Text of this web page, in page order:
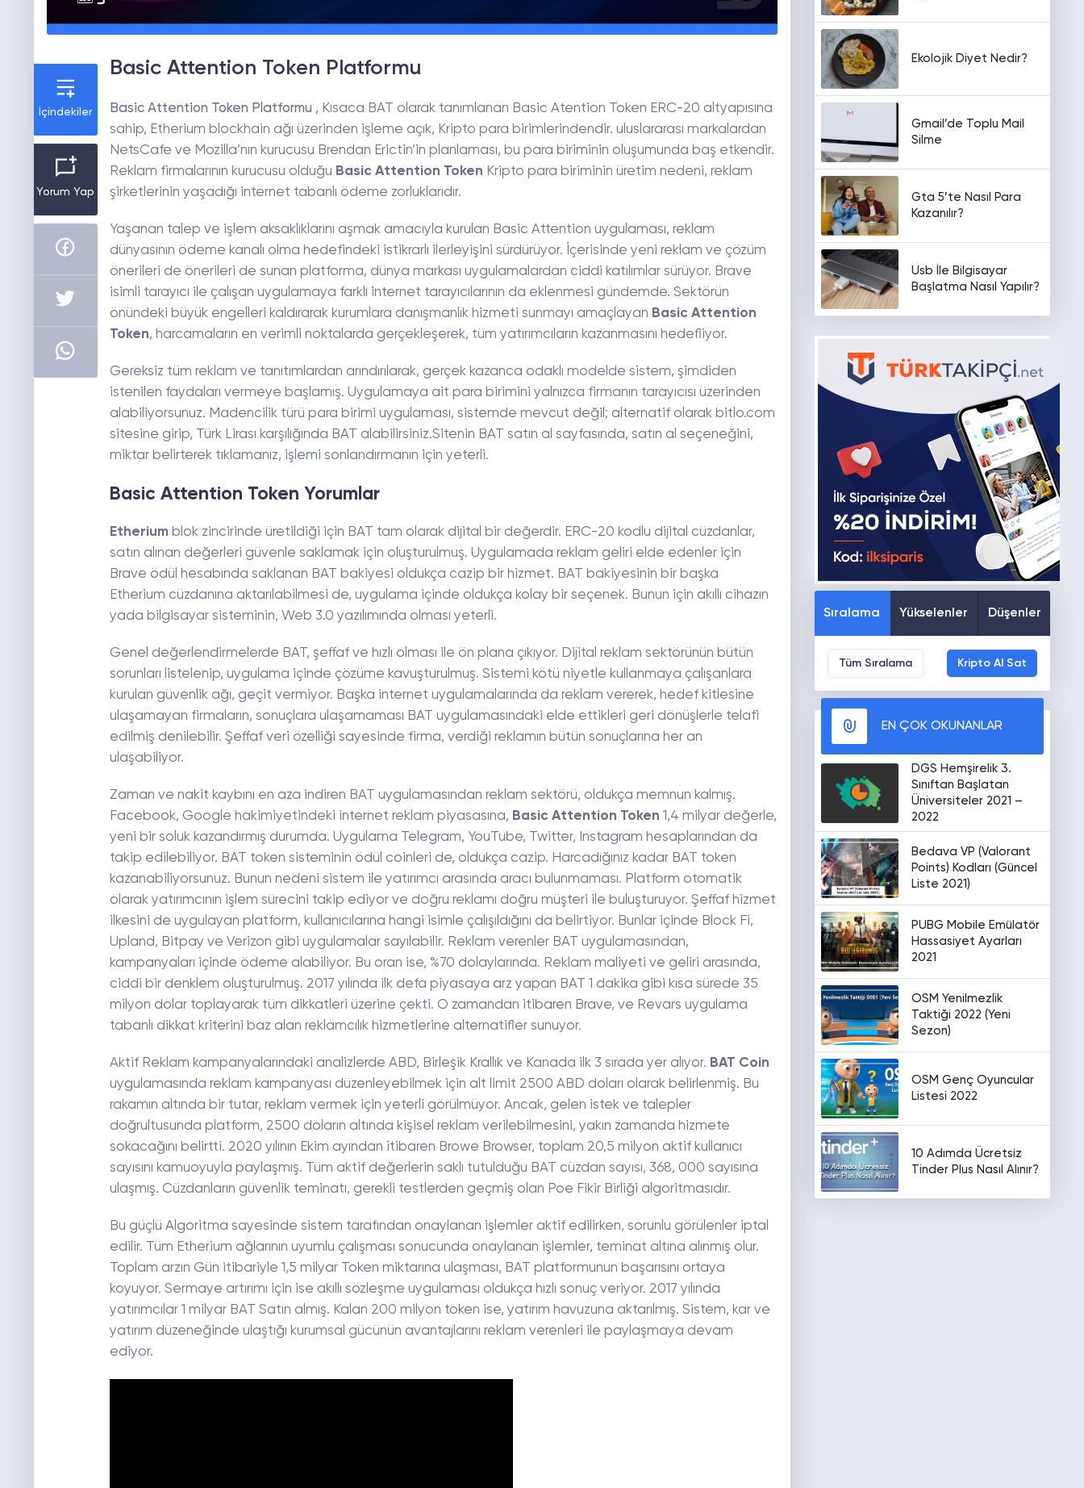
İçindekiler
Yorum Yap
Basic Attention Token Platformu
Basic Attention Token Platformu , Kısaca BAT olarak tanımlanan Basic Atention Token ERC-20 altyapısına
sahip, Etherium blockhain ağı üzerinden işleme açık, Kripto para birimlerindendir. uluslararası markalardan
NetsCafe ve Mozilla’nın kurucusu Brendan Erictin’in planlaması, bu para biriminin oluşumunda baş etkendir.
Reklam firmalarının kurucusu olduğu Basic Attention Token Kripto para biriminin üretim nedeni, reklam
şirketlerinin yaşadığı internet tabanlı ödeme zorluklarıdır.
Yaşanan talep ve işlem aksaklıklarını aşmak amacıyla kurulan Basic Attention uygulaması, reklam
dünyasının ödeme kanalı olma hedefindeki istikrarlı ilerleyişini sürdürüyor. İçerisinde yeni reklam ve çözüm
önerileri de önerileri de sunan platforma, dünya markası uygulamalardan ciddi katılımlar sürüyor. Brave
isimli tarayıcı ile çalışan uygulamaya farklı internet tarayıcılarının da eklenmesi gündemde. Sektörün
önündeki büyük engelleri kaldırarak kurumlara danışmanlık hizmeti sunmayı amaçlayan Basic Attention
Token, harcamaların en verimli noktalarda gerçekleşerek, tüm yatırımcıların kazanmasını hedefliyor.
Gereksiz tüm reklam ve tanıtımlardan arındırılarak, gerçek kazanca odaklı modelde sistem, şimdiden
istenilen faydaları vermeye başlamış. Uygulamaya ait para birimini yalnızca firmanın tarayıcısı üzerinden
alabiliyorsunuz. Madencilik türü para birimi uygulaması, sistemde mevcut değil; alternatif olarak bitlo.com
sitesine girip, Türk Lirası karşılığında BAT alabilirsiniz.Sitenin BAT satın al sayfasında, satın al seçeneğini,
miktar belirterek tıklamanız, işlemi sonlandırmanın için yeterli.
Basic Attention Token Yorumlar
Etheriumblok zincirinde üretildiği için BAT tam olarak dijital bir değerdir. ERC-20 kodlu dijital cüzdanlar,
satın alınan değerleri güvenle saklamak için oluşturulmuş. Uygulamada reklam geliri elde edenler için
Brave ödül hesabında saklanan BAT bakiyesi oldukça cazip bir hizmet. BAT bakiyesinin bir başka
Etherium cüzdanına aktarılabilmesi de, uygulama içinde oldukça kolay bir seçenek. Bunun için akıllı cihazın
yada bilgisayar sisteminin, Web 3.0 yazılımında olması yeterli.
Genel değerlendirmelerde BAT, şeffaf ve hızlı olması ile ön plana çıkıyor. Dijital reklam sektörünün bütün
sorunları listelenip, uygulama içinde çözüme kavuşturulmuş. Sistemi kötü niyetle kullanmaya çalışanlara
kurulan güvenlik ağı, geçit vermiyor. Başka internet uygulamalarında da reklam vererek, hedef kitlesine
ulaşamayan firmaların, sonuçlara ulaşamaması BAT uygulamasındaki elde ettikleri geri dönüşlerle telafi
edilmiş denilebilir. Şeffaf veri özelliği sayesinde firma, verdiği reklamın bütün sonuçlarına her an
ulaşabiliyor.
Zaman ve nakit kaybını en aza indiren BAT uygulamasından reklam sektörü, oldukça memnun kalmış.
Facebook, Google hakimiyetindeki internet reklam piyasasına, Basic Attention Token 1,4 milyar değerle,
yeni bir soluk kazandırmış durumda. Uygulama Telegram, YouTube, Twitter, Instagram hesaplarından da
takip edilebiliyor. BAT token sisteminin ödül coinleri de, oldukça cazip. Harcadığınız kadar BAT token
kazanabiliyorsunuz. Bunun nedeni sistem ile yatırımcı arasında aracı bulunmaması. Platform otomatik
olarak yatırımcının işlem sürecini takip ediyor ve doğru reklamı doğru müşteri ile buluşturuyor. Şeffaf hizmet
ilkesini de uygulayan platform, kullanıcılarına hangi isimle çalışıldığını da belirtiyor. Bunlar içinde Block Fi,
Upland, Bitpay ve Verizon gibi uygulamalar sayılabilir. Reklam verenler BAT uygulamasından,
kampanyaları içinde ödeme alabiliyor. Bu oran ise, %70 dolaylarında. Reklam maliyeti ve geliri arasında,
ciddi bir denklem oluşturulmuş. 2017 yılında ilk defa piyasaya arz yapan BAT 1 dakika gibi kısa sürede 35
milyon dolar toplayarak tüm dikkatleri üzerine çekti. O zamandan itibaren Brave, ve Revars uygulama
tabanlı dikkat kriterini baz alan reklamcılık hizmetlerine alternatifler sunuyor.
Aktif Reklam kampanyalarındaki analizlerde ABD, Birleşik Krallık ve Kanada ilk 3 sırada yer alıyor. BAT Coin
uygulamasında reklam kampanyası düzenleyebilmek için alt limit 2500 ABD doları olarak belirlenmiş. Bu
rakamın altında bir tutar, reklam vermek için yeterli görülmüyor. Ancak, gelen istek ve talepler
doğrultusunda platform, 2500 doların altında kişisel reklam verilebilmesini, yakın zamanda hizmete
sokacağını belirtti. 2020 yılının Ekim ayından itibaren Browe Browser, toplam 20,5 milyon aktif kullanıcı
sayısını kamuoyuyla paylaşmış. Tüm aktif değerlerin saklı tutulduğu BAT cüzdan sayısı, 368, 000 sayısına
ulaşmış. Cüzdanların güvenlik teminatı, gerekli testlerden geçmiş olan Poe Fikir Birliği algoritmasıdır.
Bu güçlü Algoritma sayesinde sistem tarafından onaylanan işlemler aktif edilirken, sorunlu görülenler iptal
edilir. Tüm Etherium ağlarının uyumlu çalışması sonucunda onaylanan işlemler, teminat altına alınmış olur.
Toplam arzın Gün itibariyle 1,5 milyar Token miktarına ulaşması, BAT platformunun başarısını ortaya
koyuyor. Sermaye artırımı için ise akıllı sözleşme uygulaması oldukça hızlı sonuç veriyor. 2017 yılında
yatırımcılar 1 milyar BAT Satın almış. Kalan 200 milyon token ise, yatırım havuzuna aktarılmış. Sistem, kar ve
yatırım düzeneğinde ulaştığı kurumsal gücünün avantajlarını reklam verenleri ile paylaşmaya devam
ediyor.
Ekolojik Diyet Nedir?
Gmail’de Toplu Mail
Silme
Gta 5’te Nasıl Para
Kazanılır?
Usb İle Bilgisayar
Başlatma Nasıl Yapılır?
Sıralama Yükselenler Düşenler
Tüm Sıralama Kripto Al Sat
EN ÇOK OKUNANLAR
DGS Hemşirelik 3.
Sınıftan Başlatan
Üniversiteler 2021 –
2022
Bedava VP (Valorant
Points) Kodları (Güncel
Liste 2021)
PUBG Mobile Emülatör
Hassasiyet Ayarları
2021
OSM Yenilmezlik
Taktiği 2022 (Yeni
Sezon)
OSM Genç Oyuncular
Listesi 2022
10 Adımda Ücretsiz
Tinder Plus Nasıl Alınır?